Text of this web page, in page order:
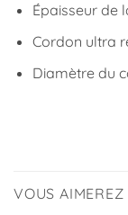
Épaisseur de
Cordon ultra
Diamètre du
VOUS